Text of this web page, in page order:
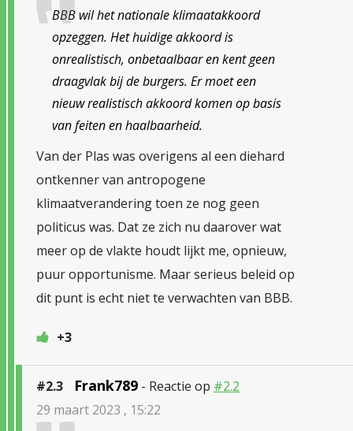
BBB wil het nationale klimaatakkoord
opzeggen. Het huidige akkoord is
onrealistisch, onbetaalbaar en kent geen
draagvlak bij de burgers. Er moet een
nieuw realistisch akkoord komen op basis
van feiten en haalbaarheid.
Van der Plas was overigens al een diehard
ontkenner van antropogene
klimaatverandering toen ze nog geen
politicus was. Dat ze zich nu daarover wat
meer op de vlakte houdt lijkt me, opnieuw,
puur opportunisme. Maar serieus beleid op
dit punt is echt niet te verwachten van BBB.
+3
#2.3 Frank789 - Reactie op #2.2
29 maart 2023 , 15:22